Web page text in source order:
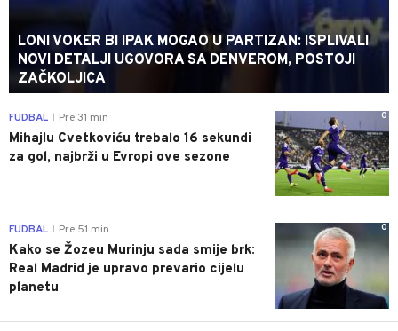
LONI VOKER BI IPAK MOGAO U PARTIZAN: ISPLIVALI
NOVI DETALJI UGOVORA SA DENVEROM, POSTOJI
ZAČKOLJICA
0
FUDBAL Pre 31 min
Mihajlu Cvetkoviću trebalo 16 sekundi
za gol, najbrži u Evropi ove sezone
0
FUDBAL Pre 51 min
Kako se Žozeu Murinju sada smije brk:
Real Madrid je upravo prevario cijelu
planetu